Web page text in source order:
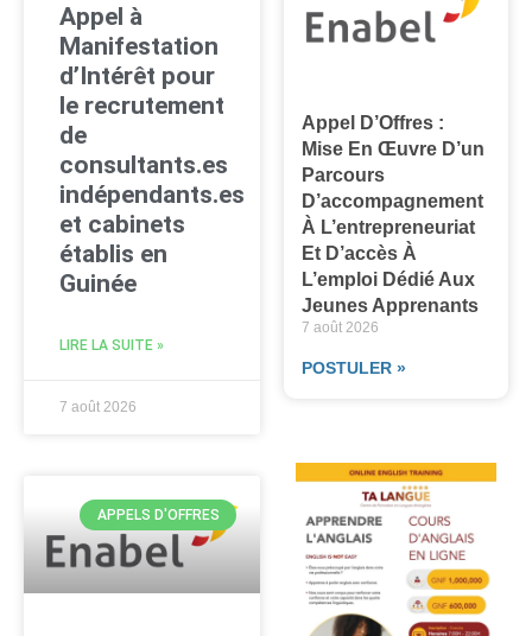
Appel à
Manifestation
d’Intérêt pour
le recrutement
de
consultants.es
indépendants.es
et cabinets
établis en
Guinée
LIRE LA SUITE »
7 août 2026
APPELS D'OFFRES
Appel D’Offres :
Mise En Œuvre D’un
Parcours
D’accompagnement
À L’entrepreneuriat
Et D’accès À
L’emploi Dédié Aux
Jeunes Apprenants
7 août 2026
POSTULER »